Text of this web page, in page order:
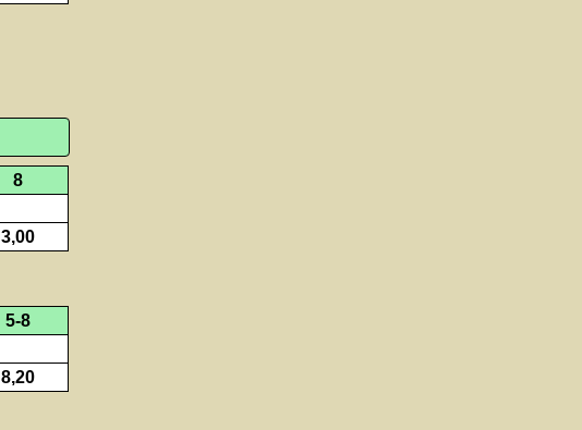
8
3,00
5-8
8,20